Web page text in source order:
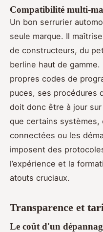
Compatibilité multi-
Un bon serrurier
seule marque. Il
de constructeurs, du
berline haut de
propres codes de
puces, ses procédures
doit donc être à jour
que certains systèmes,
connectées ou les
imposent des
l’expérience et la
atouts cruciaux.
Transparence et
Le coût d'un